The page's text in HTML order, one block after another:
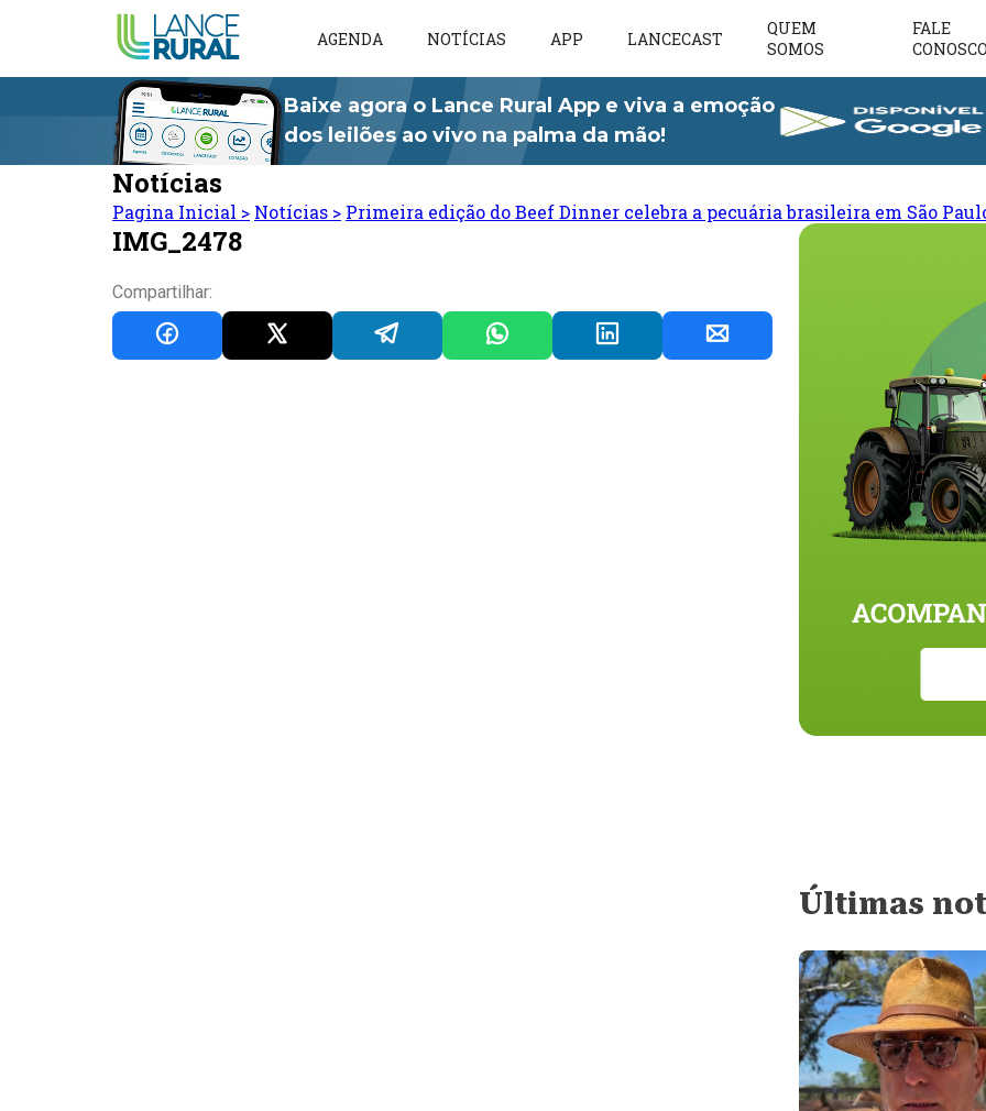
AGENDA NOTÍCIAS APP LANCECAST
QUEM
SOMOS
FALE
CONOSCO
Baixe agora o Lance Rural App e viva a emoção
dos leilões ao vivo na palma da mão!
Notícias
Pagina Inicial > Notícias > Primeira edição do Beef Dinner celebra a pecuária brasileira em São
IMG_2478
Compartilhar:
Últimas